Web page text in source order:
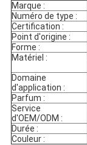
Marque :
Numéro de type :
Certification :
Point d'origine :
Forme :
Matériel :
Domaine
d'application :
Parfum :
Service
d'OEM/ODM :
Durée :
Couleur :